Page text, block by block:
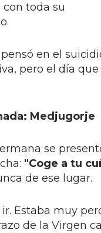
toda su
en el
pero el día
Medjugorje
se
"Coge a tu
de ese lugar.
Estaba muy
de la Virgen